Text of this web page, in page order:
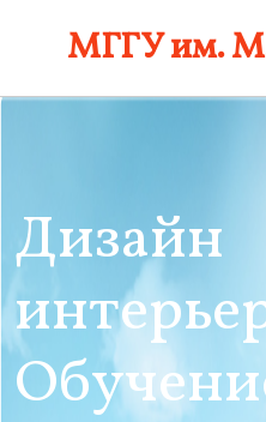
МГГУ им.
Дизайн